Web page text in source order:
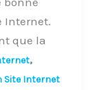
Internet.
que la
,
Site Internet